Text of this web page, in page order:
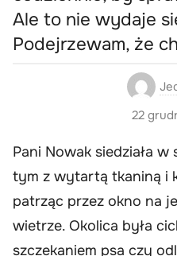
Ale to nie wydaje
Podejrzewam, że
22
Pani Nowak siedziała
tym z wytartą tkaniną i
patrząc przez okno na
wietrze. Okolica była
szczekaniem psa czy